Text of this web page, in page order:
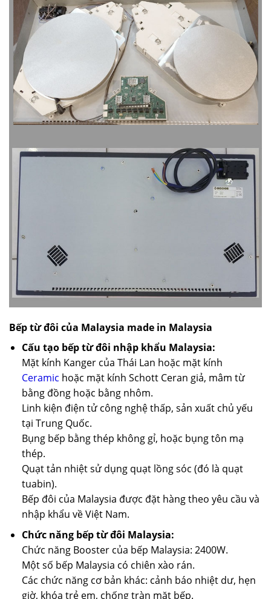
Bếp từ đôi của Malaysia made in Malaysia
Cấu tạo bếp từ đôi nhập khẩu Malaysia:
Mặt kính Kanger của Thái Lan hoặc mặt kính
Ceramic hoặc mặt kính Schott Ceran giả, mâm từ
bằng đồng hoặc bằng nhôm.
Linh kiện điện tử công nghệ thấp, sản xuất chủ yếu
tại Trung Quốc.
Bụng bếp bằng thép không gỉ, hoặc bụng tôn mạ
thép.
Quạt tản nhiệt sử dụng quạt lồng sóc (đó là quạt
tuabin).
Bếp đôi của Malaysia được đặt hàng theo yêu cầu và
nhập khẩu về Việt Nam.
Chức năng bếp từ đôi Malaysia:
Chức năng Booster của bếp Malaysia: 2400W.
Một số bếp Malaysia có chiên xào rán.
Các chức năng cơ bản khác: cảnh báo nhiệt dư, hẹn
giờ, khóa trẻ em, chống tràn mặt bếp.